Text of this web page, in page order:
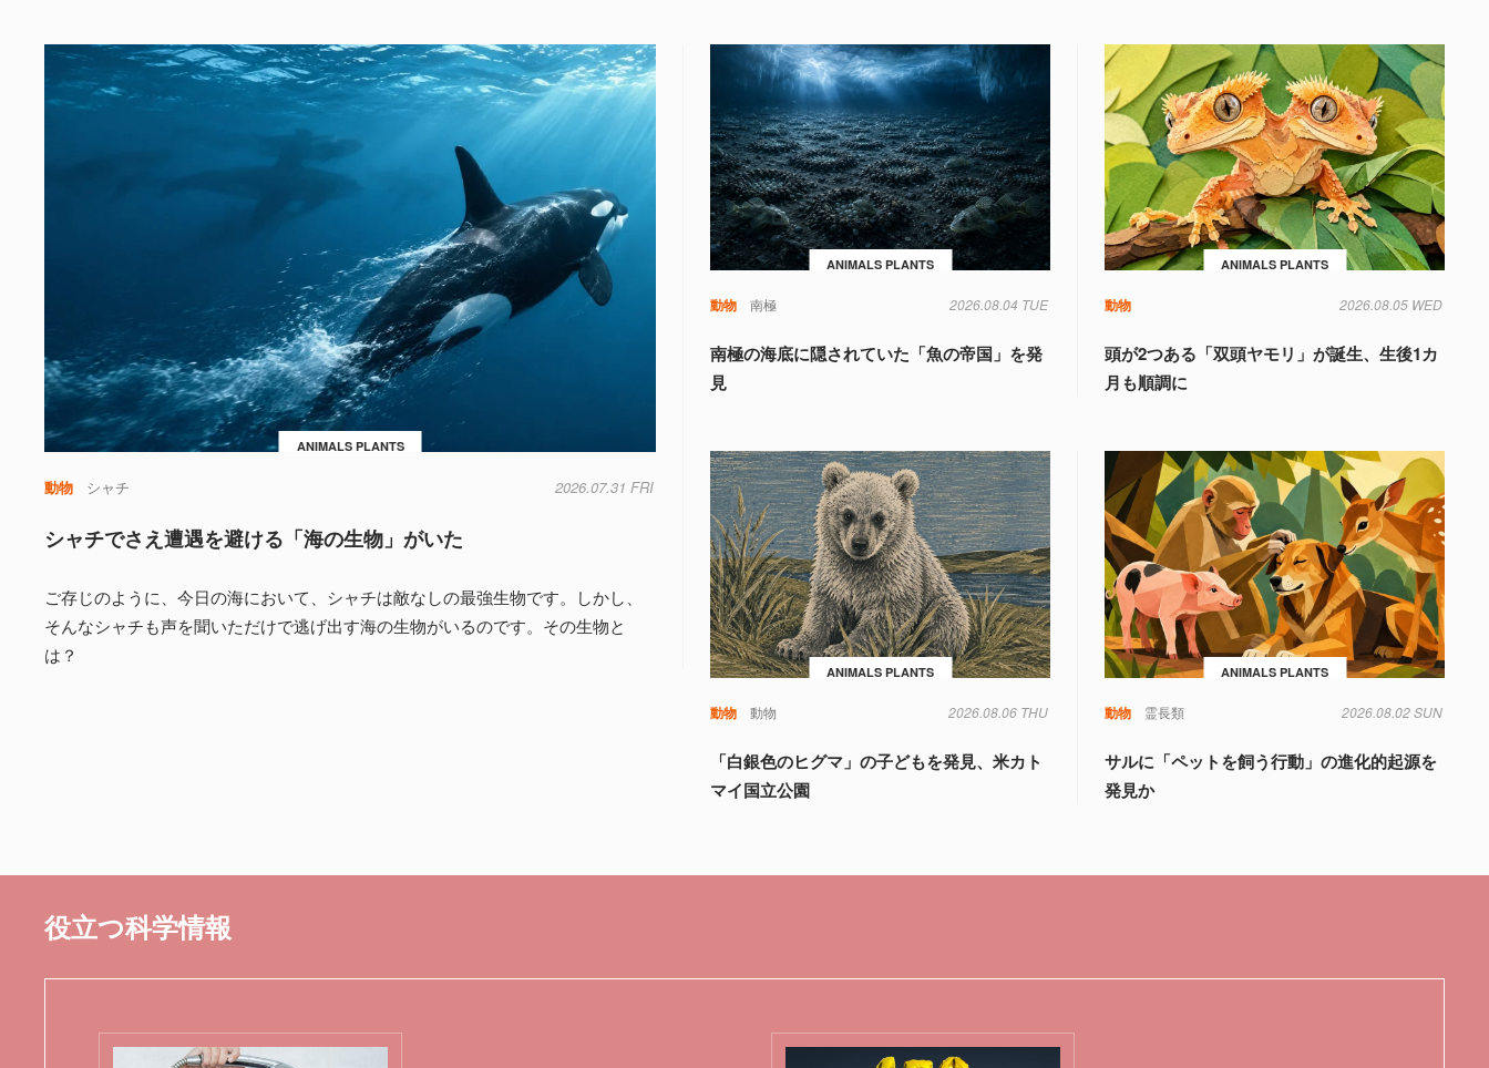
ANIMALS PLANTS
動物 シャチ 2026.07.31 FRI
シャチでさえ遭遇を避ける「海の生物」がいた
ご存じのように、今日の海において、シャチは敵なしの最強生物です。しかし、
そんなシャチも声を聞いただけで逃げ出す海の生物がいるのです。その生物と
は？
ANIMALS PLANTS
動物 南極 2026.08.04 TUE
南極の海底に隠されていた「魚の帝国」を発
見
ANIMALS PLANTS
動物 2026.08.05 WED
頭が2つある「双頭ヤモリ」が誕生、生後1カ
月も順調に
ANIMALS PLANTS
動物 動物 2026.08.06 THU
「白銀色のヒグマ」の子どもを発見、米カト
マイ国立公園
ANIMALS PLANTS
動物 霊長類 2026.08.02 SUN
サルに「ペットを飼う行動」の進化的起源を
発見か
役立つ科学情報